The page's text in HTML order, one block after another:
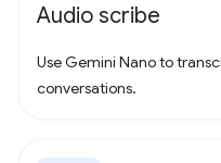
Audio scribe
Use Gemini Nano to
conversations.